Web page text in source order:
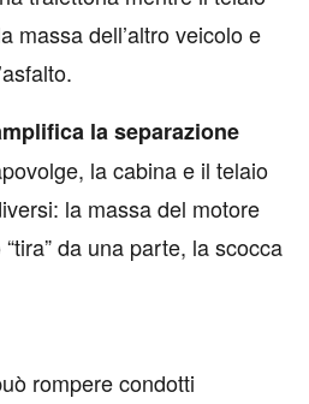
massa dell’altro veicolo e
la separazione
la cabina e il telaio
la massa del motore
da una parte, la scocca
rompere condotti